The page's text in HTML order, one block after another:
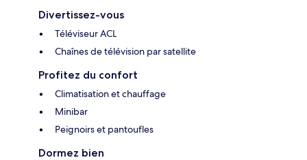
Divertissez-vous
Téléviseur ACL
Chaînes de télévision par satellite
Profitez du confort
Climatisation et chauffage
Minibar
Peignoirs et pantoufles
Dormez bien